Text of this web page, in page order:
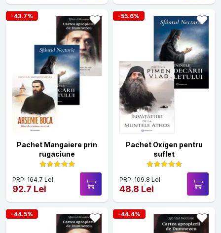
-43.7%
Pachet Mangaiere prin
rugaciune
PRP: 164.7 Lei
92.7 Lei
-55.6%
Pachet Oxigen pentru
suflet
PRP: 109.8 Lei
48.8 Lei
-44.5% -44.4%